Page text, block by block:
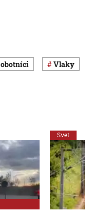
robotníci vlaky
Svet